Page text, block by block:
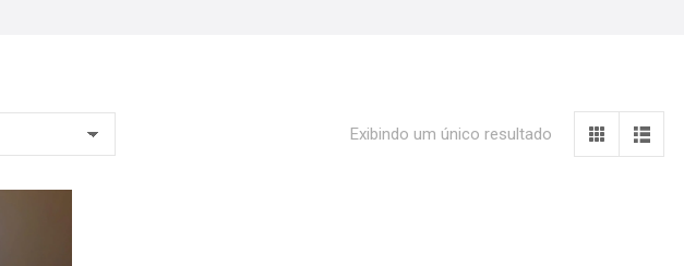
Exibindo um único resultado